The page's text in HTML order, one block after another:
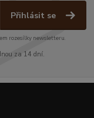
Přihlásit se
rozesílky newsletteru.
za 14 dní.